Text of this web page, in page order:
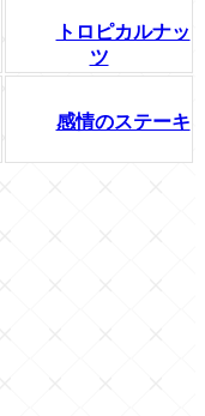
トロピカルナッ
ツ
感情のステーキ